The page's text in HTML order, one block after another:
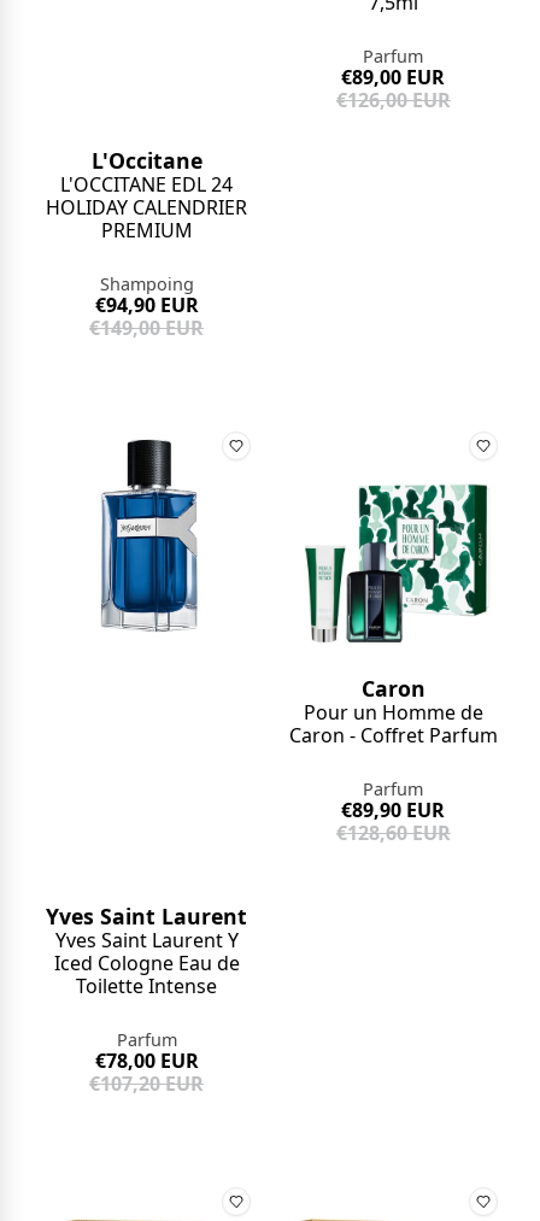
L'Occitane
L'OCCITANE EDL 24
HOLIDAY CALENDRIER
PREMIUM
Shampoing
€94,90 EUR
€149,00 EUR
Parfum
€89,00 EUR
€126,00 EUR
Yves Saint Laurent
Yves Saint Laurent Y
Iced Cologne Eau de
Toilette Intense
Parfum
€78,00 EUR
€107,20 EUR
Caron
Pour un Homme de
Caron - Coffret Parfum
Parfum
€89,90 EUR
€128,60 EUR